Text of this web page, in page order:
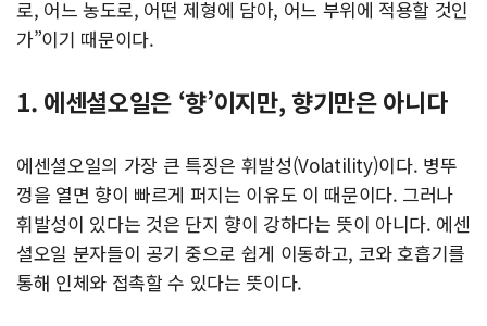
로, 어느 농도로, 어떤 제형에 담아, 어느 부위에 적용할 것인
가”이기 때문이다.
1. 에센셜오일은 ‘향’이지만, 향기만은 아니다
에센셜오일의 가장 큰 특징은 휘발성(Volatility)이다. 병뚜
껑을 열면 향이 빠르게 퍼지는 이유도 이 때문이다. 그러나
휘발성이 있다는 것은 단지 향이 강하다는 뜻이 아니다. 에센
셜오일 분자들이 공기 중으로 쉽게 이동하고, 코와 호흡기를
통해 인체와 접촉할 수 있다는 뜻이다.